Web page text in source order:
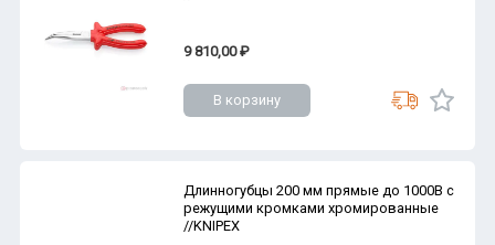
9 810,00 ₽
В корзину
Длинногубцы 200 мм прямые до 1000В с
режущими кромками хромированные
//KNIPEX